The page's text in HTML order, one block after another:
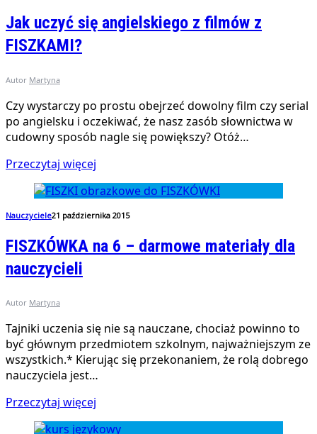
Jak uczyć się angielskiego z filmów z
FISZKAMI?
Autor Martyna
Czy wystarczy po prostu obejrzeć dowolny film czy serial
po angielsku i oczekiwać, że nasz zasób słownictwa w
cudowny sposób nagle się powiększy? Otóż…
Przeczytaj więcej
Nauczyciele21 października 2015
FISZKÓWKA na 6 – darmowe materiały dla
nauczycieli
Autor Martyna
Tajniki uczenia się nie są nauczane, chociaż powinno to
być głównym przedmiotem szkolnym, najważniejszym ze
wszystkich.* Kierując się przekonaniem, że rolą dobrego
nauczyciela jest…
Przeczytaj więcej